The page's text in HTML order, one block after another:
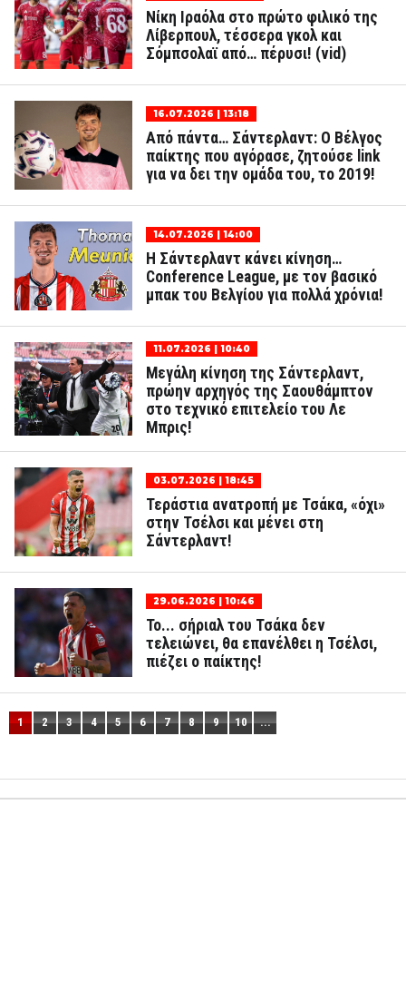
Νίκη Ιραόλα στο πρώτο φιλικό της
Λίβερπουλ, τέσσερα γκολ και
Σόμπσολαϊ από… πέρυσι! (vid)
16.07.2026 | 13:18
Από πάντα… Σάντερλαντ: Ο Βέλγος
παίκτης που αγόρασε, ζητούσε link
για να δει την ομάδα του, το 2019!
14.07.2026 | 14:00
Η Σάντερλαντ κάνει κίνηση…
Conference League, με τον βασικό
μπακ του Βελγίου για πολλά χρόνια!
11.07.2026 | 10:40
Μεγάλη κίνηση της Σάντερλαντ,
πρώην αρχηγός της Σαουθάμπτον
στο τεχνικό επιτελείο του Λε
Μπρις!
03.07.2026 | 18:45
Τεράστια ανατροπή με Τσάκα, «όχι»
στην Τσέλσι και μένει στη
Σάντερλαντ!
29.06.2026 | 10:46
Το... σήριαλ του Τσάκα δεν
τελειώνει, θα επανέλθει η Τσέλσι,
πιέζει ο παίκτης!
1 2 3 4 5 6 7 8 9 10 ...